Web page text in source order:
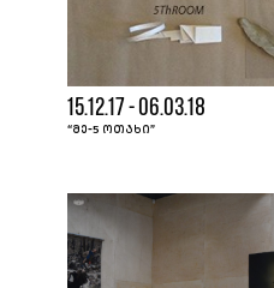
15.12.17 - 06.03.18
“ᲛᲔ-5 ᲝᲗᲐᲮᲘ”